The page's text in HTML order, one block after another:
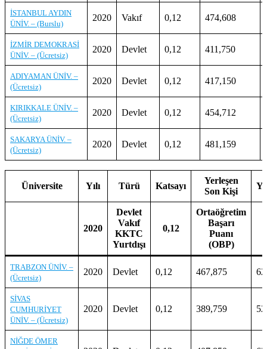
İSTANBUL AYDIN
ÜNİV. – (Burslu)
2020 Vakıf 0,12 474,608
İZMİR DEMOKRASİ
ÜNİV. – (Ücretsiz)
2020 Devlet 0,12 411,750
ADIYAMAN ÜNİV. –
(Ücretsiz)
2020 Devlet 0,12 417,150
KIRIKKALE ÜNİV. –
(Ücretsiz)
2020 Devlet 0,12 454,712
SAKARYA ÜNİV. –
(Ücretsiz)
2020 Devlet 0,12 481,159
Üniversite Yılı Türü Katsayı
Yerleşen
Son Kişi
2020
Devlet
Vakıf
KKTC
Yurtdışı
0,12
Ortaöğretim
Başarı
Puanı
(OBP)
TRABZON ÜNİV. –
(Ücretsiz)
2020 Devlet 0,12 467,875 62
SİVAS
CUMHURİYET
ÜNİV. – (Ücretsiz)
2020 Devlet 0,12 389,759 52
NİĞDE ÖMER